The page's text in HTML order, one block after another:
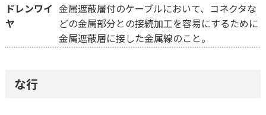
ドレンワイ
ヤ
金属遮蔽層付のケーブルにおいて、コネクタな
どの金属部分との接続加工を容易にするために
金属遮蔽層に接した金属線のこと。
な行